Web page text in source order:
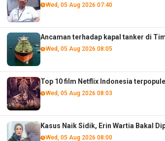
Wed, 05 Aug 2026 07:40
Ancaman terhadap kapal tanker di
Wed, 05 Aug 2026 08:05
Top 10 film Netflix Indonesia
Wed, 05 Aug 2026 08:03
Kasus Naik Sidik, Erin Wartia Bakal
Wed, 05 Aug 2026 08:00